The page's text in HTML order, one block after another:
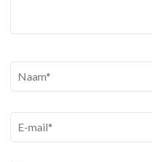
Naam*
E-
mail*